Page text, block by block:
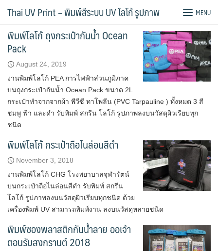
Thai UV Print – พิมพ์สีระบบ UV โลโก้ รูปภาพ MENU
พิมพ์สกรีน กระเป๋า
พิมพ์โลโก้ ถุงกระเป๋ากันน้ำ Ocean
Pack
August 24, 2019
งานพิมพ์โลโก้ PEA การไฟฟ้าส่วนภูมิภาค
บนถุงกระเป๋ากันน้ำ Ocean Pack ขนาด 2L
กระเป๋าทำจากจากผ้า พีวีซี ทาโพลีน (PVC Tarpauline ) ทั้งหมด 3 สี
ชมพู ฟ้า และดำ รับพิมพ์ สกรีน โลโก้ รูปภาพลงบนวัสดุผิวเรียบทุก
ชนิด
พิมพ์โลโก้ กระเป๋าถือไนล่อนสีดำ
November 3, 2018
งานพิมพ์โลโก้ CHG โรงพยาบาลจุฬารัตน์
บนกระเป๋าถือไนล่อนสีดำ รับพิมพ์ สกรีน
โลโก้ รูปภาพลงบนวัสดุผิวเรียบทุกชนิด ด้วย
เครื่องพิมพ์ UV สามารถพิมพ์งาน ลงบนวัสดุหลายชนิด
พิมพ์ซองพลาสติกกันน้ำลาย ออเจ้า
ตอนรับสงกรานต์ 2018